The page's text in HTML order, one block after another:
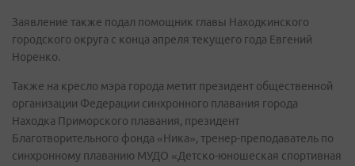
Заявление также подал помощник главы Находкинского
городского округа с конца апреля текущего года Евгений
Норенко.
Также на кресло мэра города метит президент общественной
организации Федерации синхронного плавания города
Находка Приморского плавания, президент
Благотворительного фонда «Ника», тренер-преподаватель по
синхронному плаванию МУДО «Детско-юношеская спортивная